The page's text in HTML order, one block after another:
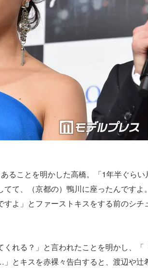
ることを明かした高橋。「1年半ぐらい
て、（京都の）鴨川に座ったんですよ。
すよ」とファーストキスをする前のシチ
れる？」と言われたことを明かし、「
とキスを赤裸々告白すると、渡辺や辻